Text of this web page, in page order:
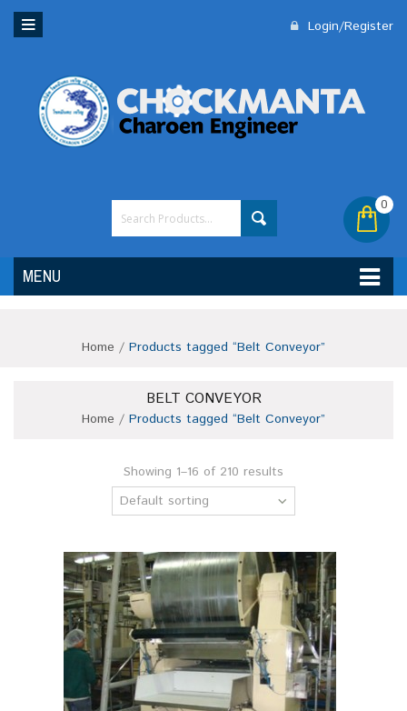
Login/Register
0
MENU
Home / Products tagged “Belt Conveyor”
BELT CONVEYOR
Home / Products tagged “Belt Conveyor”
Showing 1–16 of 210 results
Default sorting